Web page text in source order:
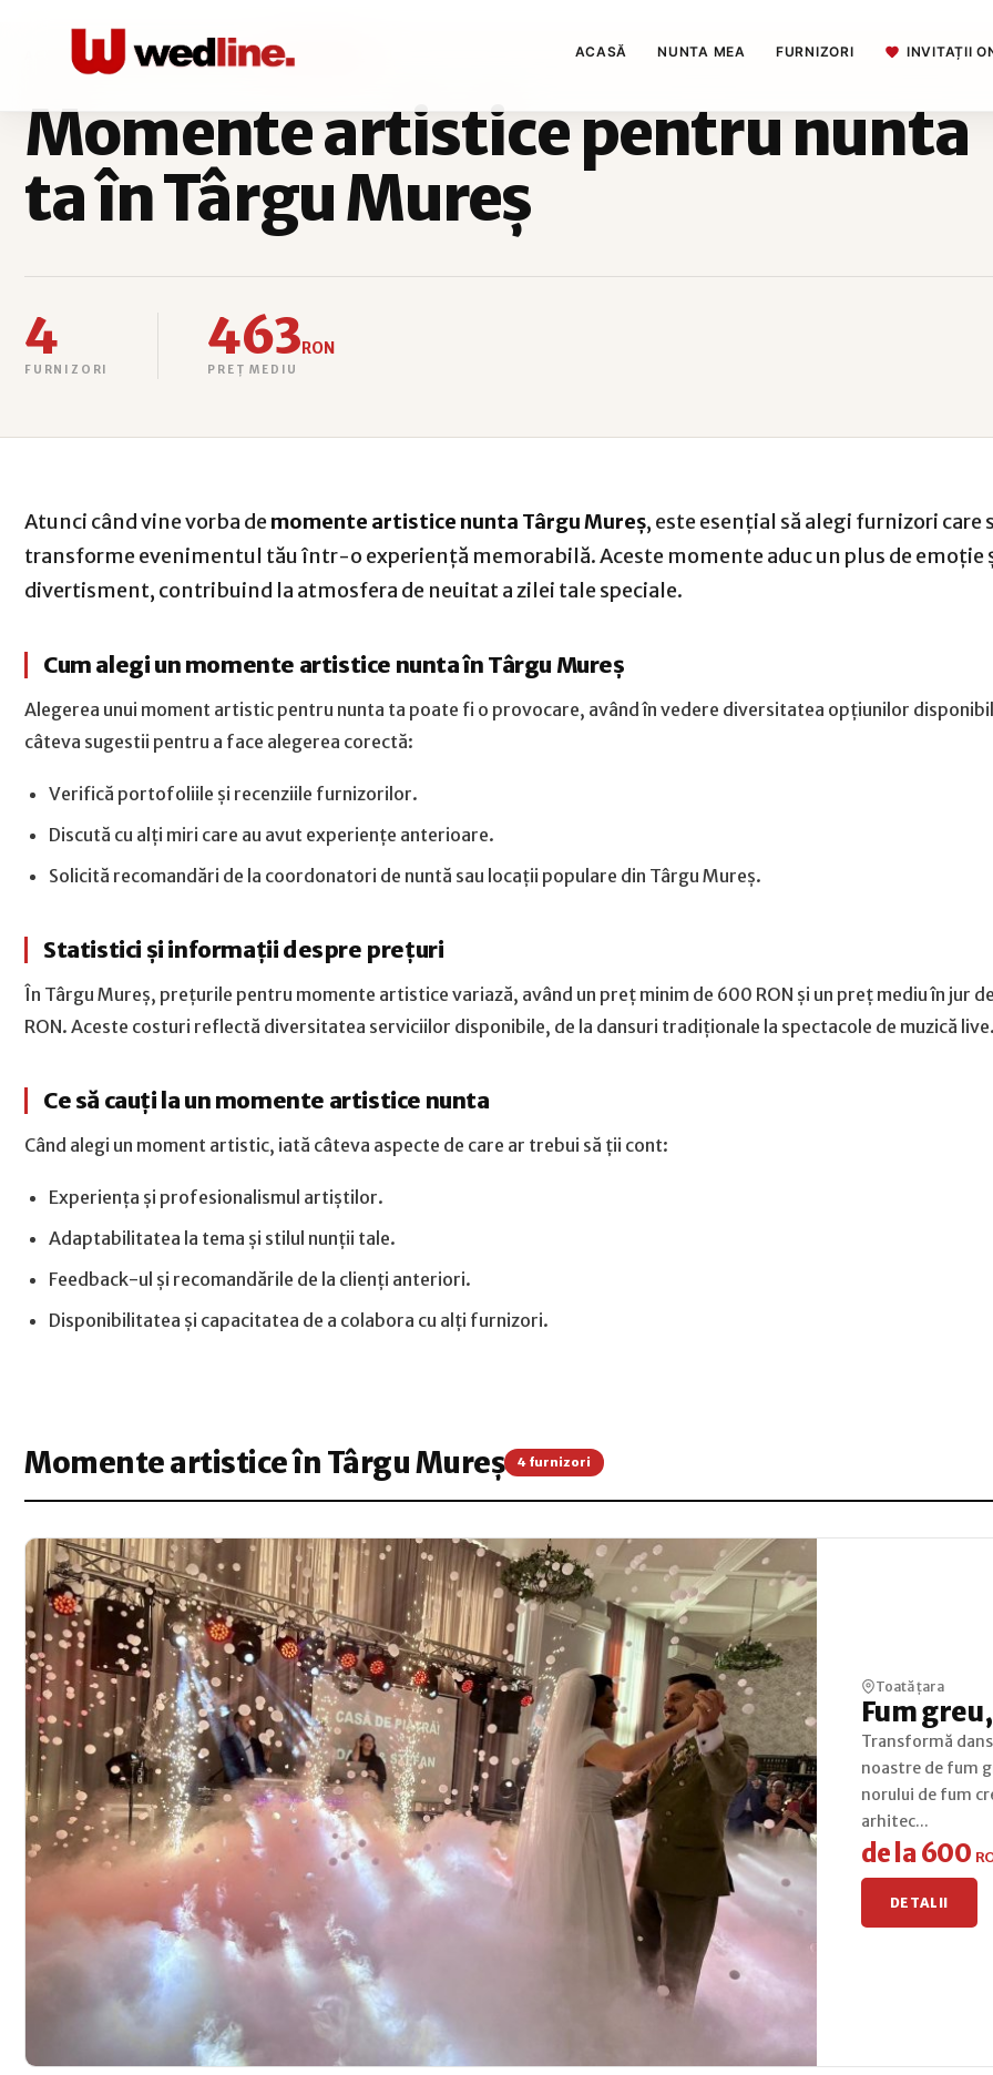
ACASĂ NUNTA MEA FURNIZORI INVITAȚII
MOMENTE ARTISTICE TÂRGU MUREȘ
Momente artistice pentru nunta
ta în Târgu Mureș
4
FURNIZORI
463RON
PREȚ MEDIU
Atunci când vine vorba de momente artistice nunta Târgu Mureș, este esențial să alegi furnizori care
transforme evenimentul tău într-o experiență memorabilă. Aceste momente aduc un plus de emoție
divertisment, contribuind la atmosfera de neuitat a zilei tale speciale.
Cum alegi un momente artistice nunta în Târgu Mureș
Alegerea unui moment artistic pentru nunta ta poate fi o provocare, având în vedere diversitatea opțiunilor
câteva sugestii pentru a face alegerea corectă:
Verifică portofoliile și recenziile furnizorilor.
Discută cu alți miri care au avut experiențe anterioare.
Solicită recomandări de la coordonatori de nuntă sau locații populare din Târgu Mureș.
Statistici și informații despre prețuri
În Târgu Mureș, prețurile pentru momente artistice variază, având un preț minim de 600 RON și un preț mediu în jur
RON. Aceste costuri reflectă diversitatea serviciilor disponibile, de la dansuri tradiționale la spectacole de muzică live.
Ce să cauți la un momente artistice nunta
Când alegi un moment artistic, iată câteva aspecte de care ar trebui să ții cont:
Experiența și profesionalismul artiștilor.
Adaptabilitatea la tema și stilul nunții tale.
Feedback-ul și recomandările de la clienți anteriori.
Disponibilitatea și capacitatea de a colabora cu alți furnizori.
Momente artistice în Târgu Mureș 4 furnizori
Toată țara
Fum
Transformă
noastre de fum
norului de fum
arhitec...
de la 600
DETALII